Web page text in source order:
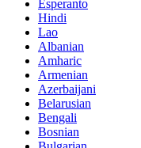
Esperanto
Hindi
Lao
Albanian
Amharic
Armenian
Azerbaijani
Belarusian
Bengali
Bosnian